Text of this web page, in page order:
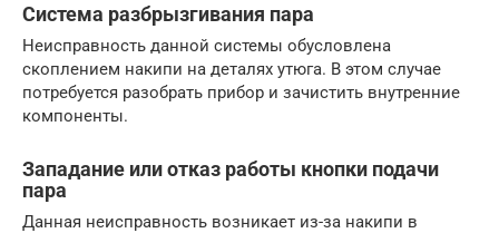
Система разбрызгивания пара
Неисправность данной системы обусловлена
скоплением накипи на деталях утюга. В этом случае
потребуется разобрать прибор и зачистить внутренние
компоненты.
Западание или отказ работы кнопки подачи
пара
Данная неисправность возникает из-за накипи в